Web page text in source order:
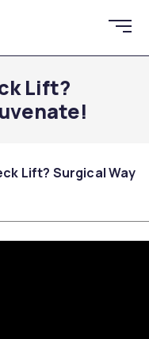
Lift?
Lift? Surgical Way